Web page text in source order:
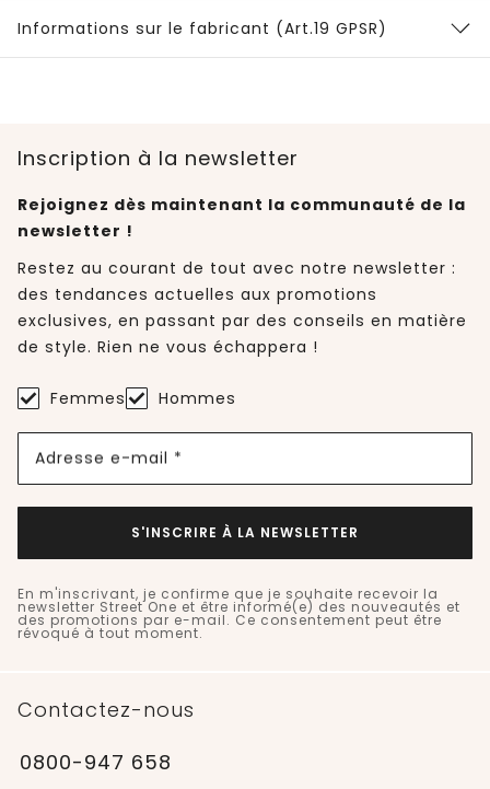
Informations sur le fabricant (Art.19 GPSR)
Inscription à la newsletter
Rejoignez dès maintenant la communauté de la
newsletter !
Restez au courant de tout avec notre newsletter :
des tendances actuelles aux promotions
exclusives, en passant par des conseils en matière
de style. Rien ne vous échappera !
Femmes Hommes
Adresse e-mail *
S'INSCRIRE À LA NEWSLETTER
En m'inscrivant, je confirme que je souhaite recevoir la
newsletter Street One et être informé(e) des nouveautés et
des promotions par e-mail. Ce consentement peut être
révoqué à tout moment.
Contactez-nous
0800-947 658